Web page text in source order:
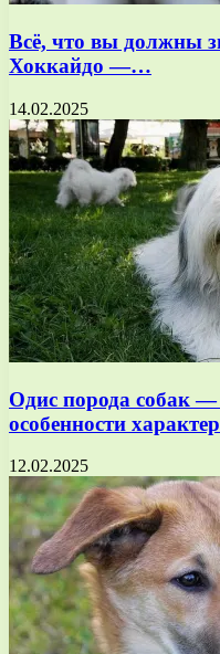
Всё, что вы должны
Хоккайдо —…
14.02.2025
Одис порода собак —
особенности
12.02.2025